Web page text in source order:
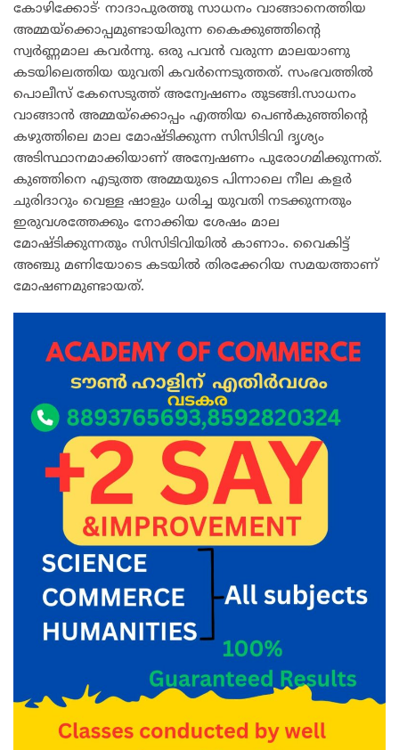
കോഴിക്കോട്∙ നാദാപുരത്തു സാധനം വാങ്ങാനെത്തിയ
അമ്മയ്ക്കൊപ്പമുണ്ടായിരുന്ന കൈക്കുഞ്ഞിന്റെ
സ്വർണ്ണമാല കവർന്നു. ഒരു പവൻ വരുന്ന മാലയാണു
കടയിലെത്തിയ യുവതി കവർന്നെടുത്തത്. സംഭവത്തിൽ
പൊലീസ് കേസെടുത്ത് അന്വേഷണം തുടങ്ങി.സാധനം
വാങ്ങാൻ അമ്മയ്ക്കൊപ്പം എത്തിയ പെൺകുഞ്ഞിന്റെ
കഴുത്തിലെ മാല മോഷ്ടിക്കുന്ന സിസിടിവി ദൃശ്യം
അടിസ്ഥാനമാക്കിയാണ് അന്വേഷണം പുരോഗമിക്കുന്നത്.
കുഞ്ഞിനെ എടുത്ത അമ്മയുടെ പിന്നാലെ നീല കളർ
ചുരിദാറും വെള്ള ഷാളും ധരിച്ച യുവതി നടക്കുന്നതും
ഇരുവശത്തേക്കും നോക്കിയ ശേഷം മാല
മോഷ്ടിക്കുന്നതും സിസിടിവിയിൽ കാണാം. വൈകിട്ട്
അഞ്ചു മണിയോടെ കടയിൽ തിരക്കേറിയ സമയത്താണ്
മോഷണമുണ്ടായത്.